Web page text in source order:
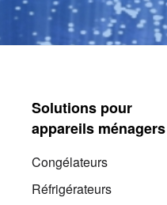
Solutions pour
appareils ménagers
Congélateurs
Réfrigérateurs